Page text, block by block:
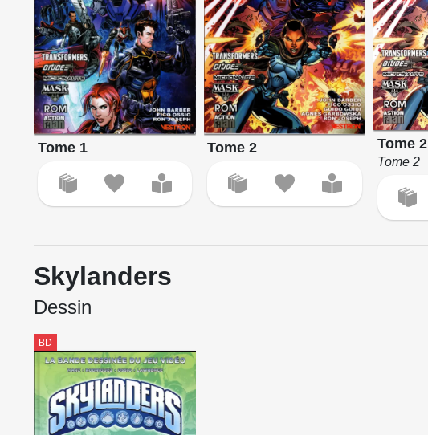
Tome 1 Tome 2 Tome 2
Tome 2
Skylanders
Dessin
BD